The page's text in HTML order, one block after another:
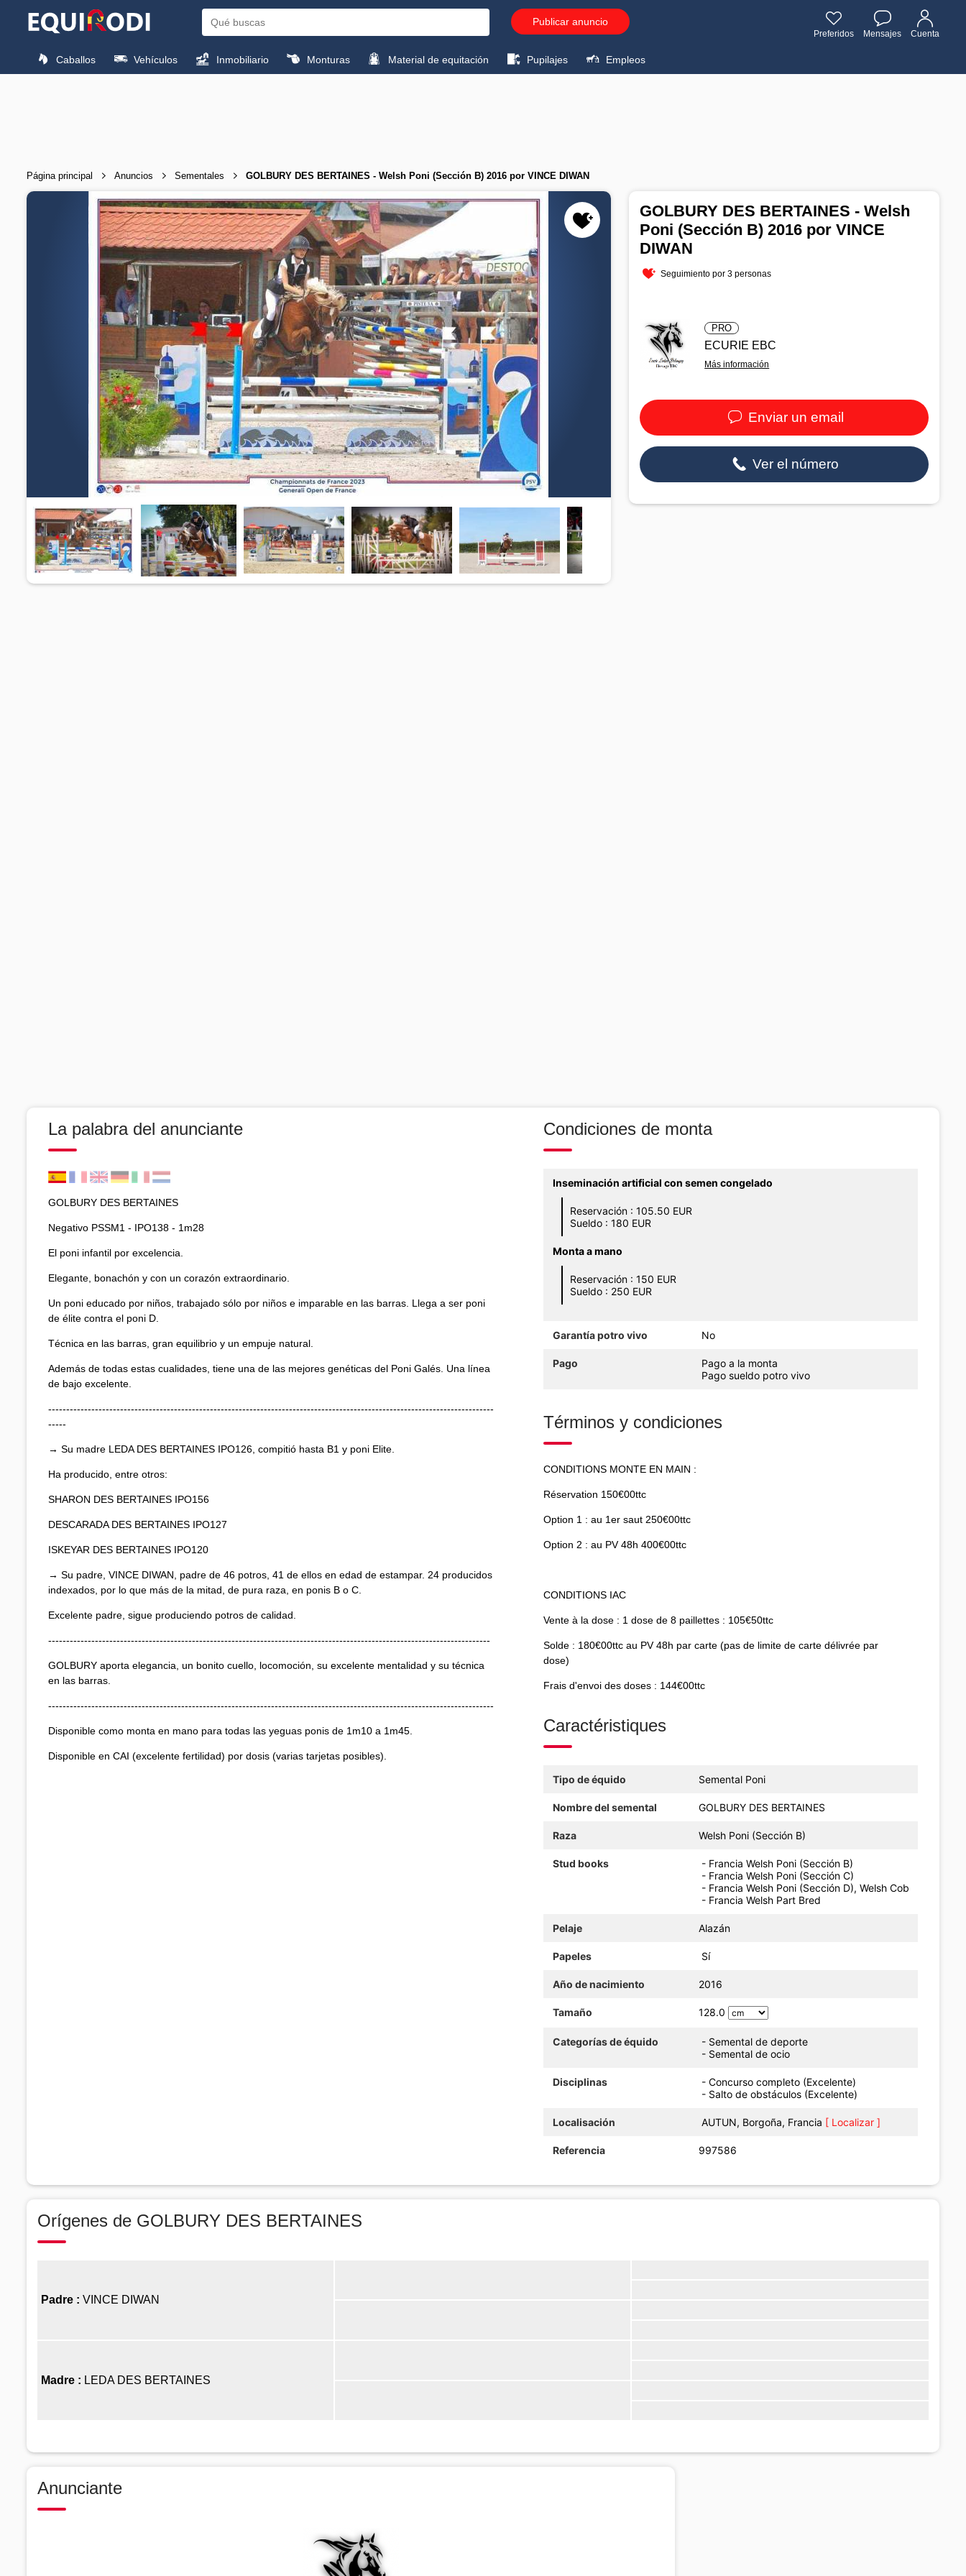
Publicar anuncio
Preferidos Mensajes Cuenta
Caballos Vehículos Inmobiliario Monturas Material de equitación Pupilajes Empleos
Página principal Anuncios Sementales GOLBURY DES BERTAINES - Welsh Poni (Sección B) 2016 por VINCE DIWAN
GOLBURY DES BERTAINES - Welsh
Poni (Sección B) 2016 por VINCE
DIWAN
Seguimiento por 3 personas
PRO
ECURIE EBC
Más información
Enviar un email
Ver el número
La palabra del anunciante
GOLBURY DES BERTAINES
Negativo PSSM1 - IPO138 - 1m28
El poni infantil por excelencia.
Elegante, bonachón y con un corazón extraordinario.
Un poni educado por niños, trabajado sólo por niños e imparable en las barras. Llega a ser poni
de élite contra el poni D.
Técnica en las barras, gran equilibrio y un empuje natural.
Además de todas estas cualidades, tiene una de las mejores genéticas del Poni Galés. Una línea
de bajo excelente.
----------------------------------------------------------------------------------------------------------------------------
-----
→ Su madre LEDA DES BERTAINES IPO126, compitió hasta B1 y poni Elite.
Ha producido, entre otros:
SHARON DES BERTAINES IPO156
DESCARADA DES BERTAINES IPO127
ISKEYAR DES BERTAINES IPO120
→ Su padre, VINCE DIWAN, padre de 46 potros, 41 de ellos en edad de estampar. 24 producidos
indexados, por lo que más de la mitad, de pura raza, en ponis B o C.
Excelente padre, sigue produciendo potros de calidad.
---------------------------------------------------------------------------------------------------------------------------
GOLBURY aporta elegancia, un bonito cuello, locomoción, su excelente mentalidad y su técnica
en las barras.
----------------------------------------------------------------------------------------------------------------------------
Disponible como monta en mano para todas las yeguas ponis de 1m10 a 1m45.
Disponible en CAI (excelente fertilidad) por dosis (varias tarjetas posibles).
Condiciones de monta
Inseminación artificial con semen congelado
Reservación : 105.50 EUR
Sueldo : 180 EUR
Monta a mano
Reservación : 150 EUR
Sueldo : 250 EUR
Garantía potro vivo No
Pago
Pago a la monta
Pago sueldo potro vivo
Términos y condiciones
CONDITIONS MONTE EN MAIN :
Réservation 150€00ttc
Option 1 : au 1er saut 250€00ttc
Option 2 : au PV 48h 400€00ttc
CONDITIONS IAC
Vente à la dose : 1 dose de 8 paillettes : 105€50ttc
Solde : 180€00ttc au PV 48h par carte (pas de limite de carte délivrée par
dose)
Frais d'envoi des doses : 144€00ttc
Caractéristiques
Tipo de équido Semental Poni
Nombre del semental GOLBURY DES BERTAINES
Raza Welsh Poni (Sección B)
Stud books
- Francia Welsh Poni (Sección B)
- Francia Welsh Poni (Sección C)
- Francia Welsh Poni (Sección D), Welsh Cob
- Francia Welsh Part Bred
Pelaje Alazán
Papeles Sí
Año de nacimiento 2016
Tamaño 128.0
Categorías de équido
- Semental de deporte
- Semental de ocio
Disciplinas
- Concurso completo (Excelente)
- Salto de obstáculos (Excelente)
Localisación AUTUN, Borgoña, Francia [ Localizar ]
Referencia 997586
Orígenes de GOLBURY DES BERTAINES
Padre : VINCE DIWAN
Madre : LEDA DES BERTAINES
Anunciante